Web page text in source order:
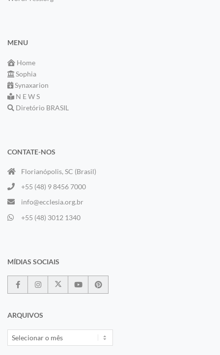
MENU
Home
Sophia
Synaxarion
N E W S
Diretório BRASIL
CONTATE-NOS
Florianópolis, SC (Brasil)
+55 (48) 9 8456 7000
info@ecclesia.org.br
+55 (48) 3012 1340
MÍDIAS SOCIAIS
ARQUIVOS